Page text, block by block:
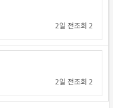
2일 전조회 2
2일 전조회 2